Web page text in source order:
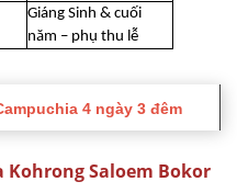
Giáng Sinh & cuối
năm – phụ thu lễ
4 ngày 3 đêm
Kohrong Saloem Bokor